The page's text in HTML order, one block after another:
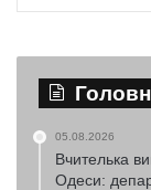
05.08.2026
Вчителька
Одеси: